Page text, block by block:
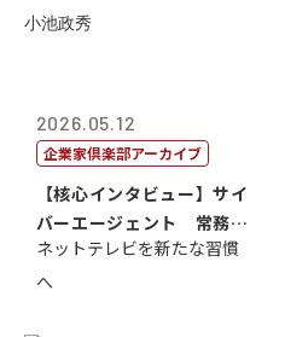
2026.05.12
企業家倶楽部アーカイブ
【核心インタビュー】サイ
バーエージェント 常務取
締役 小池政...
ネットテレビを新たな習慣
へ